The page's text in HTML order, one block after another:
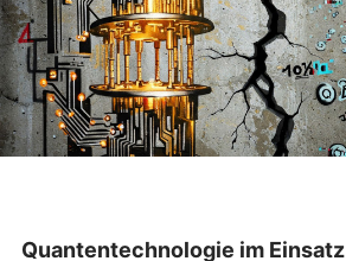
Quantentechnologie im Einsatz